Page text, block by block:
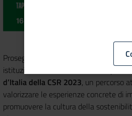
Prosegue il 16 marzo con la tappa di
istituzioni, società civile insieme per lo
d’Italia della CSR 2023, un percorso
valorizzare le esperienze concrete di
promuovere la cultura della